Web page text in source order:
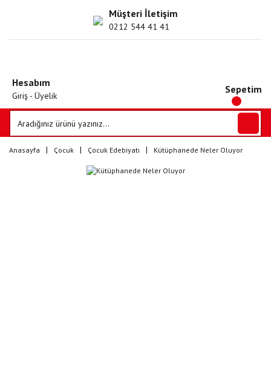
Müşteri İletişim
0212 544 41 41
Hesabım
Giriş - Üyelik
Sepetim
Anasayfa Çocuk Çocuk Edebiyatı Kütüphanede Neler Oluyor